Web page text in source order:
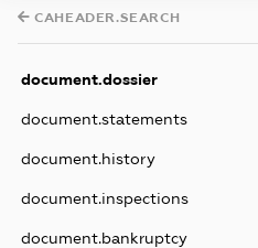
CAHEADER.SEARCH
document.dossier
document.statements
document.history
document.inspections
document.bankruptcy